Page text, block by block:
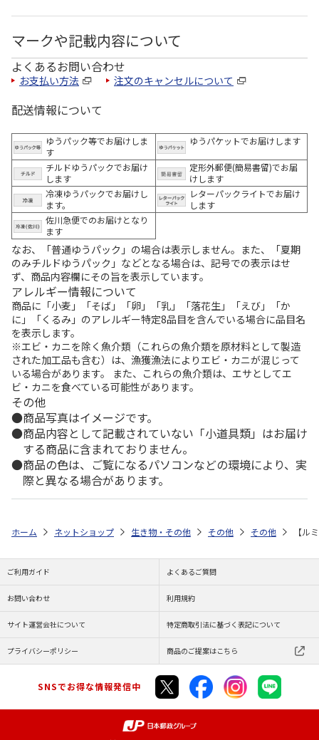
マークや記載内容について
よくあるお問い合わせ
お支払い方法 注文のキャンセルについて
配送情報について
ゆうパック等でお届けしま
す
ゆうパケットでお届けします
チルドゆうパックでお届け
します
定形外郵便(簡易書留)でお届
けします
冷凍ゆうパックでお届けし
ます。
レターパックライトでお届け
します
佐川急便でのお届けとなり
ます
なお、「普通ゆうパック」の場合は表示しません。また、「夏期
のみチルドゆうパック」などとなる場合は、記号での表示はせ
ず、商品内容欄にその旨を表示しています。
アレルギー情報について
商品に「小麦」「そば」「卵」「乳」「落花生」「えび」「か
に」「くるみ」のアレルギー特定8品目を含んでいる場合に品目名
を表示します。
※エビ・カニを除く魚介類（これらの魚介類を原材料として製造
された加工品も含む）は、漁獲漁法によりエビ・カニが混じって
いる場合があります。 また、これらの魚介類は、エサとしてエ
ビ・カニを食べている可能性があります。
その他
商品写真はイメージです。
商品内容として記載されていない「小道具類」はお届け
する商品に含まれておりません。
商品の色は、ご覧になるパソコンなどの環境により、実
際と異なる場合があります。
ホーム ネットショップ 生き物・その他 その他 その他 【ル
ご利用ガイド よくあるご質問
お問い合わせ 利用規約
サイト運営会社について 特定商取引法に基づく表記について
プライバシーポリシー 商品のご提案はこちら
SNSでお得な情報発信中